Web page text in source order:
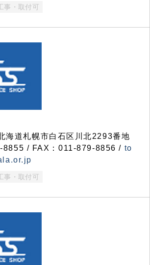
事・取付可
道札幌市白石区川北2293番地
8855 / FAX：011-879-8856 / to
事・取付可